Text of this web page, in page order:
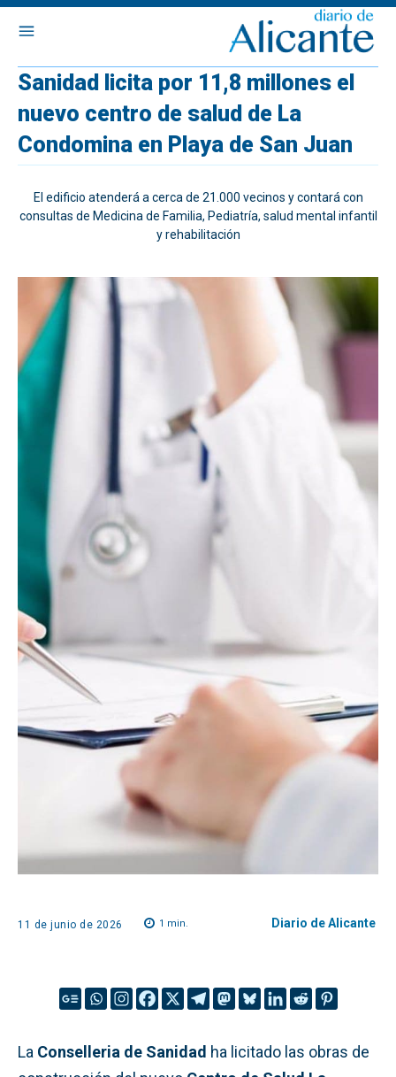
Sanidad licita por 11,8 millones el
nuevo centro de salud de La
Condomina en Playa de San Juan
El edificio atenderá a cerca de 21.000 vecinos y contará con
consultas de Medicina de Familia, Pediatría, salud mental infantil
y rehabilitación
11 de junio de 2026 1 min. Diario de Alicante
La Conselleria de Sanidad ha licitado las obras de